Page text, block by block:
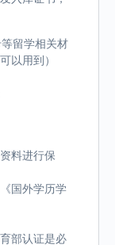
留学相关材
以用到）
料进行保
国外学历学
部认证是必